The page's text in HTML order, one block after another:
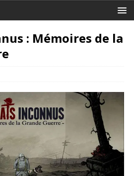
: Mémoires de la